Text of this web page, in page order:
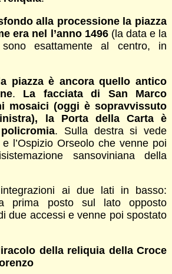
alla processione la piazza
era nel l’anno 1496(la data e la
sono esattamente al centro, in
piazza è ancora quello antico
. La facciata di San Marco
mosaici (oggi è sopravvissuto
la Porta della Carta è
. Sulla destra si vede
e l’Ospizio Orseolo che venne poi
sansoviniana della
ai due lati in basso:
prima posto sul lato opposto
due accessi e venne poi spostato
della reliquia della Croce